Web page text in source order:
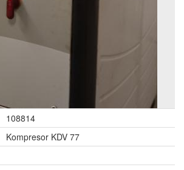
108814
Kompresor KDV 77